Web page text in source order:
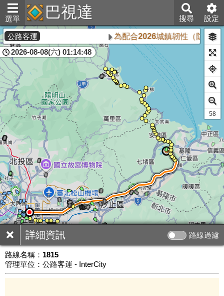
選單 巴視達 搜尋 設定
詳細資訊 路線過濾
路線名稱： 1815
管理單位：公路客運 - InterCity
公路客運 為配合2026城鎮韌性（防空）
2026-08-08(六) 01:14:48
59